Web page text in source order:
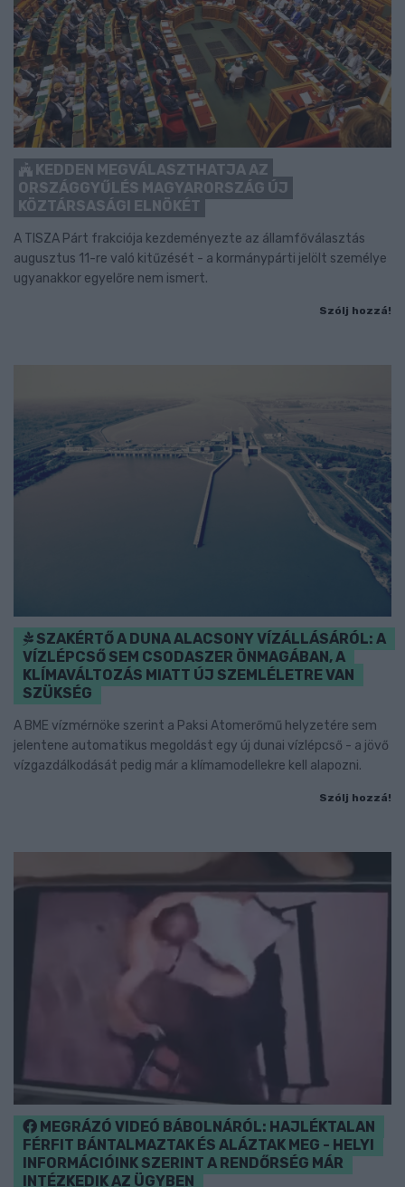
KEDDEN MEGVÁLASZTHATJA AZ
ORSZÁGGYŰLÉS MAGYARORSZÁG ÚJ
KÖZTÁRSASÁGI ELNÖKÉT
A TISZA Párt frakciója kezdeményezte az államfőválasztás
augusztus 11-re való kitűzését - a kormánypárti jelölt személye
ugyanakkor egyelőre nem ismert.
Szólj hozzá!
SZAKÉRTŐ A DUNA ALACSONY VÍZÁLLÁSÁRÓL: A
VÍZLÉPCSŐ SEM CSODASZER ÖNMAGÁBAN, A
KLÍMAVÁLTOZÁS MIATT ÚJ SZEMLÉLETRE VAN
SZÜKSÉG
A BME vízmérnöke szerint a Paksi Atomerőmű helyzetére sem
jelentene automatikus megoldást egy új dunai vízlépcső - a jövő
vízgazdálkodását pedig már a klímamodellekre kell alapozni.
Szólj hozzá!
MEGRÁZÓ VIDEÓ BÁBOLNÁRÓL: HAJLÉKTALAN
FÉRFIT BÁNTALMAZTAK ÉS ALÁZTAK MEG - HELYI
INFORMÁCIÓINK SZERINT A RENDŐRSÉG MÁR
INTÉZKEDIK AZ ÜGYBEN